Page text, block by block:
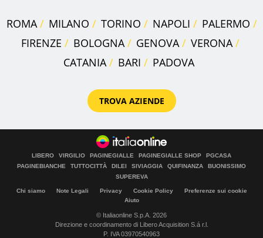
ROMA MILANO TORINO NAPOLI
PALERMO
FIRENZE
BOLOGNA GENOVA
VERONA
CATANIA
BARI PADOVA
TROVA AZIENDE
LIBERO VIRGILIO PAGINEGIALLE PAGINEGIALLE SHOP
PGCASA
PAGINEBIANCHE
TUTTOCITTÀ DILEI SIVIAGGIA QUIFINANZA
BUONISSIMO
SUPEREVA
Chi siamo Note Legali Privacy Cookie Policy
Preferenze sui cookie
Aiuto
© Italiaonline S.p.A. 2026
Direzione e coordinamento di Libero Acquisition S.á r.l.
P. IVA 03970540963